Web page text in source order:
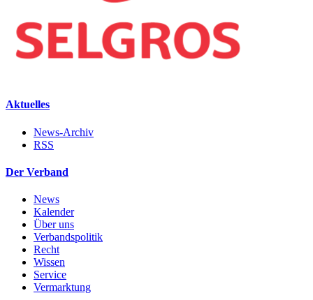
Aktuelles
News-Archiv
RSS
Der Verband
News
Kalender
Über uns
Verbandspolitik
Recht
Wissen
Service
Vermarktung